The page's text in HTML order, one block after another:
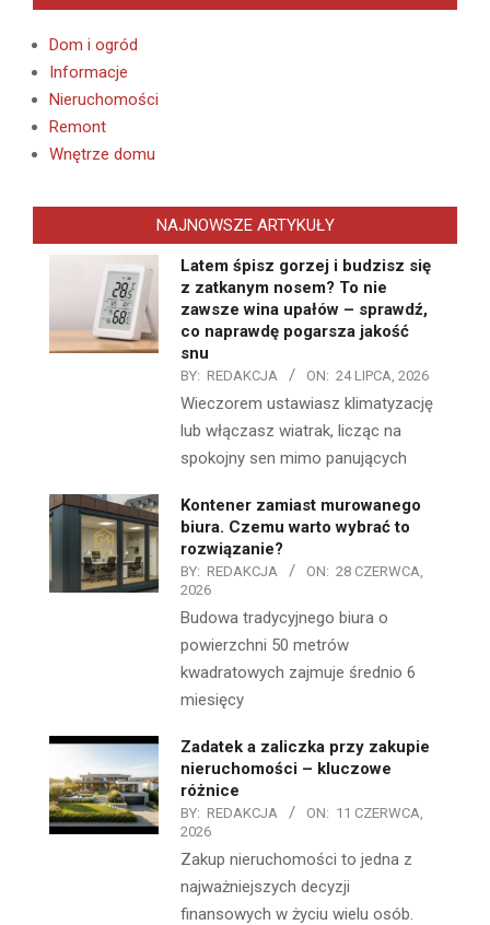
Dom i ogród
Informacje
Nieruchomości
Remont
Wnętrze domu
NAJNOWSZE ARTYKUŁY
Latem śpisz gorzej i budzisz się
z zatkanym nosem? To nie
zawsze wina upałów – sprawdź,
co naprawdę pogarsza jakość
snu
BY: REDAKCJA ON: 24 LIPCA, 2026
Wieczorem ustawiasz klimatyzację
lub włączasz wiatrak, licząc na
spokojny sen mimo panujących
Kontener zamiast murowanego
biura. Czemu warto wybrać to
rozwiązanie?
BY: REDAKCJA ON: 28 CZERWCA,
2026
Budowa tradycyjnego biura o
powierzchni 50 metrów
kwadratowych zajmuje średnio 6
miesięcy
Zadatek a zaliczka przy zakupie
nieruchomości – kluczowe
różnice
BY: REDAKCJA ON: 11 CZERWCA,
2026
Zakup nieruchomości to jedna z
najważniejszych decyzji
finansowych w życiu wielu osób.